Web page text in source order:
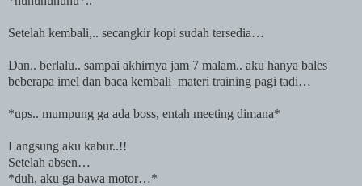
Setelah kembali,.. secangkir kopi sudah tersedia…
Dan.. berlalu.. sampai akhirnya jam 7 malam.. aku hanya bales
beberapa imel dan baca kembali materi training pagi tadi…
*ups.. mumpung ga ada boss, entah meeting dimana*
Langsung aku kabur..!!
Setelah absen…
*duh, aku ga bawa motor…*